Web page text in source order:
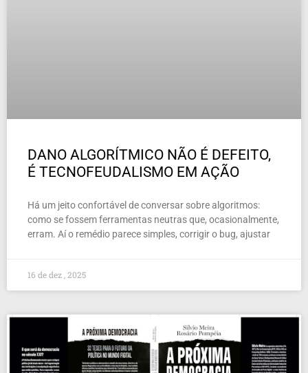
DANO ALGORÍTMICO NÃO É DEFEITO,
É TECNOFEUDALISMO EM AÇÃO
Há um jeito confortável de conversar sobre algoritmos:
como se fossem ferramentas neutras que, ocasionalmente,
erram. Aí o remédio parece simples, corrigir o bug, ajustar
16 de dez , 2025